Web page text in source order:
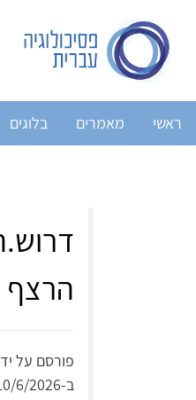
ראשי מאמרים בלוגים
הרצף
פורסם על
ב-10/6/2026.